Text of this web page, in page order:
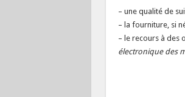
– une qualité de
– la fourniture, si
– le recours à des
électronique des